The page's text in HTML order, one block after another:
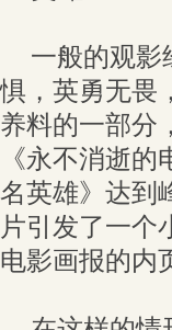
一般的观影
惧，英勇无畏
养料的一部分
《永不消逝
名英雄》达到
片引发了一个
电影画报的内